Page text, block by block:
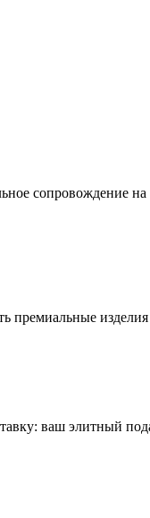
сопровождение
премиальные
ваш элитный